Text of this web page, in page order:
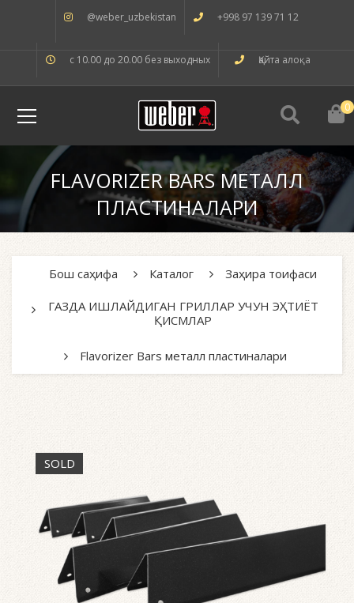
@weber_uzbekistan +998 97 139 71 12
с 10.00 до 20.00 без выходных Қайта алоқа
0
FLAVORIZER BARS МЕТАЛЛ
ПЛАСТИНАЛАРИ
Бош саҳифа Каталог Заҳира тоифаси
ГАЗДА ИШЛАЙДИГАН ГРИЛЛАР УЧУН ЭҲТИЁТ
ҚИСМЛАР
Flavorizer Bars металл пластиналари
SOLD